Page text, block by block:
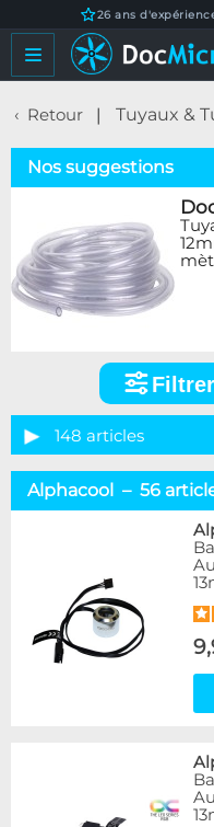
26 ans
Retour Tuyaux &
Nos suggestions
articles
Catégorie
Tuyaux souples
Accessoires pour
Marque
Alphacool
DocMicro
Mayhems
148 articles
Alphacool – 56